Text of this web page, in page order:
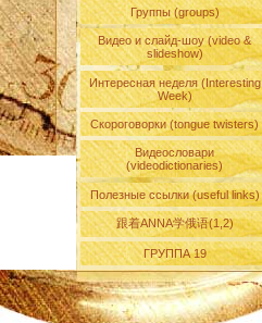
Группы (groups)
Видео и слайд-шоу (video &
slideshow)
Интересная неделя (Interesting
Week)
Скороговорки (tongue twisters)
Видеословари
(videodictionaries)
Полезные ссылки (useful links)
跟着ANNA学俄语(1,2)
ГРУППА 19